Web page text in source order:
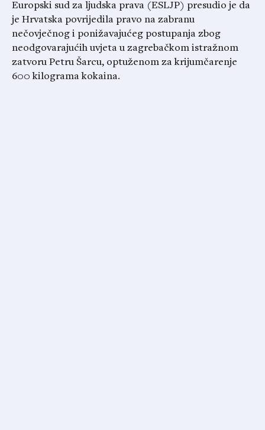
Europski sud za ljudska prava (ESLJP) presudio je da
je Hrvatska povrijedila pravo na zabranu
nečovječnog i ponižavajućeg postupanja zbog
neodgovarajućih uvjeta u zagrebačkom istražnom
zatvoru Petru Šarcu, optuženom za krijumčarenje
600 kilograma kokaina.